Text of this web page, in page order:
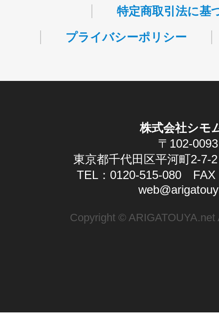
特定商取引法に基
プライバシーポリシー
株式会社シモ
〒102-0093
東京都千代田区平河町2-7-
TEL：0120-515-080 FAX
Copyright ©